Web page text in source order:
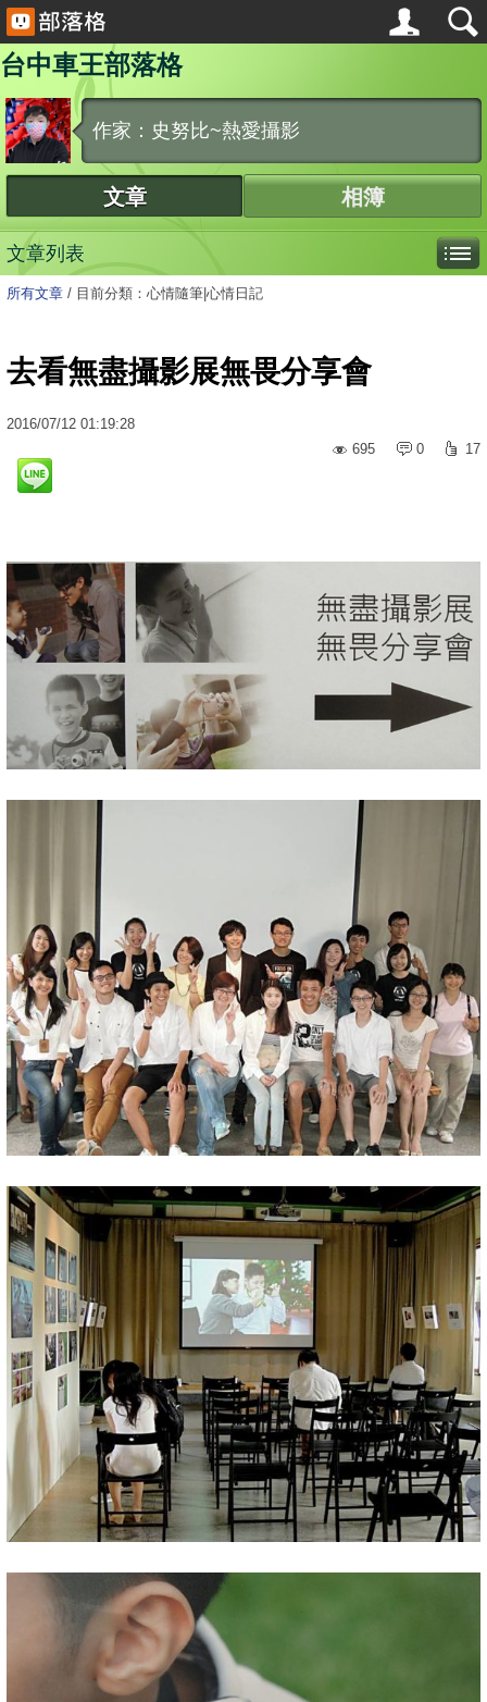
台中車王部落格
作家：史努比~熱愛攝影
文章 相簿
文章列表
所有文章 / 目前分類：心情隨筆|心情日記
去看無盡攝影展無畏分享會
2016/07/12 01:19:28
695
0 17